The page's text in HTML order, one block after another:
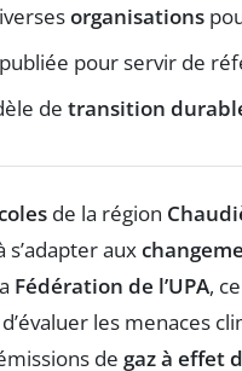
organisations
pour servir de
de transition
de la région
aux
Fédération de l’UPA,
les menaces
de gaz à effet